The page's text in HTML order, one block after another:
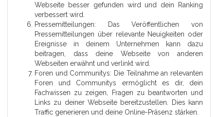
Webseite besser gefunden wird und dein Ranking
verbessert wird.
Pressemitteilungen: Das Veröffentlichen von
Pressemitteilungen über relevante Neuigkeiten oder
Ereignisse in deinem Unternehmen kann dazu
beitragen, dass deine Webseite von anderen
Webseiten erwähnt und verlinkt wird.
Foren und Communitys: Die Teilnahme an relevanten
Foren und Communitys ermöglicht es dir, dein
Fachwissen zu zeigen, Fragen zu beantworten und
Links zu deiner Webseite bereitzustellen. Dies kann
Traffic generieren und deine Online-Präsenz stärken.